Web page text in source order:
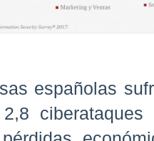
españolas